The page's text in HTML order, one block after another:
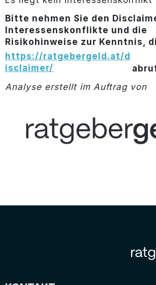
Bitte nehmen Sie den
Interessenskonflikte und die
Risikohinweise zur Kenntnis,
https://ratgebergeld.at/d
isclaimer/
Analyse erstellt im Auftrag von